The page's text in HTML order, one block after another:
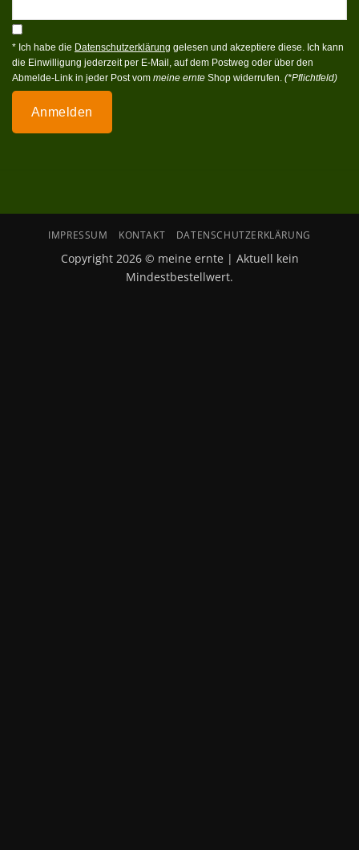
* Ich habe die Datenschutzerklärung gelesen und akzeptiere diese. Ich kann
die Einwilligung jederzeit per E-Mail, auf dem Postweg oder über den
Abmelde-Link in jeder Post vom meine ernte Shop widerrufen. (*Pflichtfeld)
Anmelden
IMPRESSUM KONTAKT DATENSCHUTZERKLÄRUNG
Copyright 2026 © meine ernte | Aktuell kein
Mindestbestellwert.